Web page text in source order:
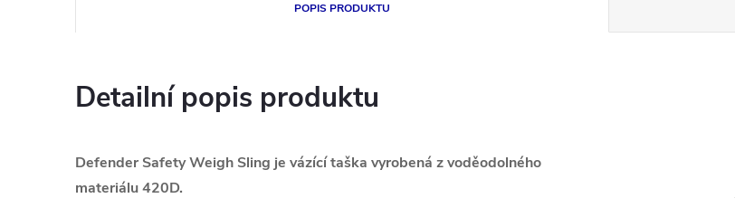
POPIS PRODUKTU
Detailní popis produktu
Defender Safety Weigh Sling je vázící taška vyrobená z voděodolného
materiálu 420D.